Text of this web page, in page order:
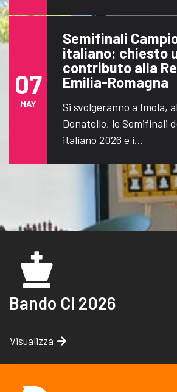
07
MAY
Semifinali
italiano: chiesto
contributo alla
Emilia-Romagna
Si svolgeranno a Imola,
Donatello, le Semifinali
italiano 2026 e i...
17
C'è tempo fino
per iscriversi
20 euro di
07
MAY
italiano: chiesto
contributo alla
Emilia-Romagna
Bando CI 2026
Visualizza